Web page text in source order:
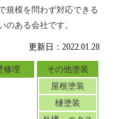
更新日：2022.01.28
修理
その他塗装
屋根塗装
樋塗装
規模を問わず対応できる
ある会社です。